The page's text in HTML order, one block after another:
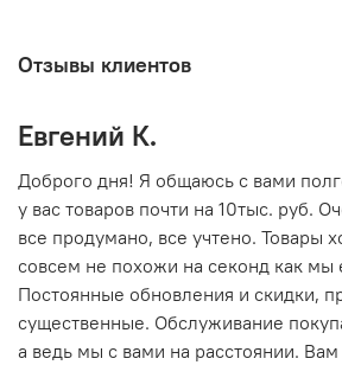
Отзывы клиентов
Евгений К.
Доброго дня! Я общаюсь с вами
у вас товаров почти на 10тыс. руб.
все продумано, все учтено. Товары
совсем не похожи на секонд как мы
Постоянные обновления и скидки,
существенные. Обслуживание
а ведь мы с вами на расстоянии.